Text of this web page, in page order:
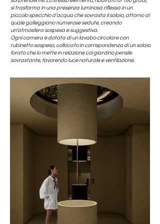
si trasforma in una presenza luminosa riflessa in un
piccolo specchio d’acqua che sovrasta il solaio, attorno al
quale galleggiano numerose sedute, creando
un’atmosfera sospesa e suggestiva.
Ogni camera è dotata di un lavabo circolare con
rubinetto sospeso, collocato in corrispondenza di un solaio
forato che lo mette in relazione col giardino pensile
sovrastante, favorendo luce naturale e ventilazione.